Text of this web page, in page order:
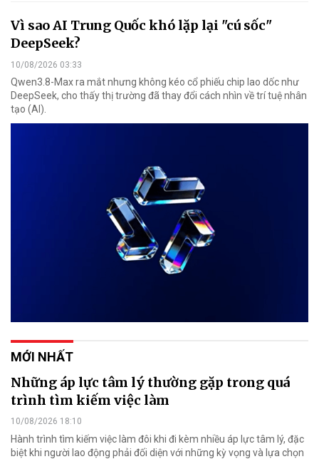
Vì sao AI Trung Quốc khó lặp lại "cú sốc"
DeepSeek?
10/08/2026 03:33
Qwen3.8-Max ra mắt nhưng không kéo cổ phiếu chip lao dốc như
DeepSeek, cho thấy thị trường đã thay đổi cách nhìn về trí tuệ nhân
tạo (AI).
MỚI NHẤT
Những áp lực tâm lý thường gặp trong quá
trình tìm kiếm việc làm
10/08/2026 18:10
Hành trình tìm kiếm việc làm đôi khi đi kèm nhiều áp lực tâm lý, đặc
biệt khi người lao động phải đối diện với những kỳ vọng và lựa chọn